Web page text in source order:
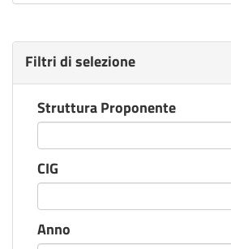
Filtri di selezione
Struttura Proponente
CIG
Anno